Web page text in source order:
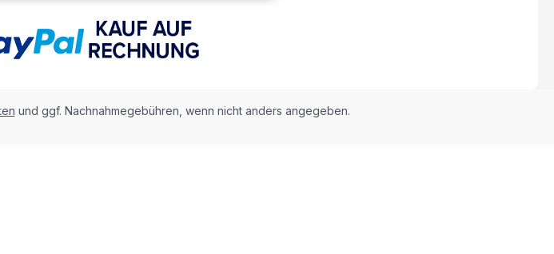
und ggf. Nachnahmegebühren, wenn nicht anders angegeben.